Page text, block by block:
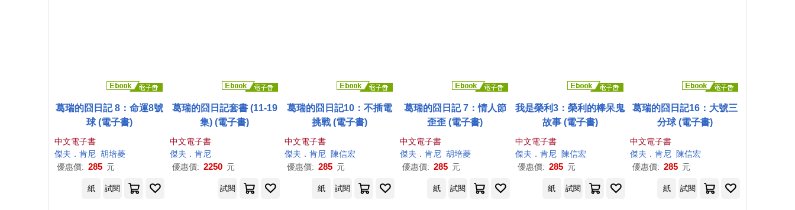
葛瑞的囧日記 8：命運8號
球 (電子書)
中文電子書
傑夫 ． 肯尼 胡培菱
優惠價: 285 元
葛瑞的囧日記套書 (11-19
集) (電子書)
中文電子書
傑夫 ． 肯尼
優惠價: 2250 元
葛瑞的囧日記10：不插電
挑戰 (電子書)
中文電子書
傑夫 ．肯尼
陳信宏
優惠價: 285 元
葛瑞的囧日記 7：情人節
歪歪 (電子書)
中文電子書
傑夫 ．肯尼 胡培菱
優惠價: 285 元
我是榮利3：榮利的棒呆鬼
故事 (電子書)
中文電子書
傑夫 ． 肯尼
陳信宏
優惠價: 285 元
葛瑞的囧日記16：大號三
分球 (電子書)
中文電子書
傑夫 ．肯尼
陳信宏
優惠價: 285 元
紙 試閱 試閱 紙 試閱 紙 試閱 紙 試閱 紙 試閱